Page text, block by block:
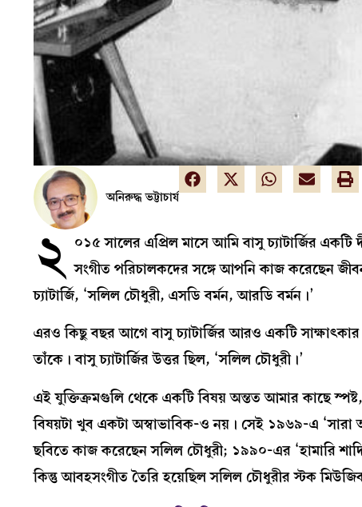
অনিরুদ্ধ ভট্টাচার্য
২ ০১৫ সালের এপ্রিল মাসে আমি বাসু চ্যাটার্জির একটি
সংগীত পরিচালকদের সঙ্গে আপনি কাজ করেছেন
চ্যাটার্জি, ‘সলিল চৌধুরী, এসডি বর্মন, আরডি বর্মন।’
এরও কিছু বছর আগে বাসু চ্যাটার্জির আরও একটি
তাঁকে। বাসু চ্যাটার্জির উত্তর ছিল, ‘সলিল চৌধুরী।’
এই যুক্তিক্রমগুলি থেকে একটি বিষয় অন্তত আমার কাছে স্পষ্ট,
বিষয়টা খুব একটা অস্বাভাবিক-ও নয়। সেই ১৯৬৯-এ ‘সারা
ছবিতে কাজ করেছেন সলিল চৌধুরী; ১৯৯০-এর ‘হামারি
কিন্তু আবহসংগীত তৈরি হয়েছিল সলিল চৌধুরীর স্টক